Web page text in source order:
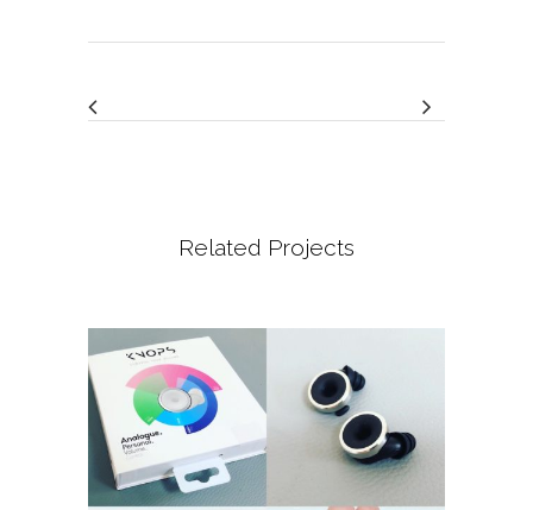
Related Projects